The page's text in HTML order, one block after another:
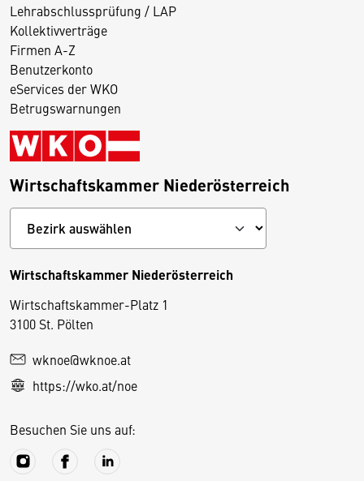
Lehrabschlussprüfung / LAP
Kollektivverträge
Firmen A-Z
Benutzerkonto
eServices der WKO
Betrugswarnungen
Wirtschaftskammer Niederösterreich
Wirtschaftskammer Niederösterreich
Wirtschaftskammer-Platz 1
3100 St. Pölten
wknoe@wknoe.at
https://wko.at/noe
Besuchen Sie uns auf:
D
e
s
S
e